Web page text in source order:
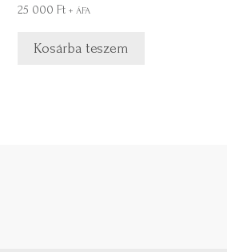
25 000 Ft + ÁFA
Kosárba teszem